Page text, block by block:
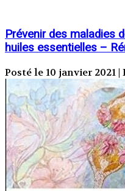
Prévenir des maladies
huiles essentielles –
Posté le 10 janvier 2021 |